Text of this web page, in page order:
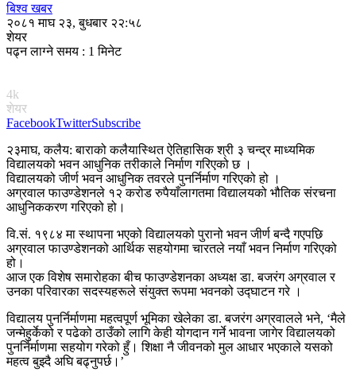
बिश्व खबर
२०८१ माघ २३, बुधबार २२:५८
शेयर
पढ्न लाग्ने समय : 1 मिनेट
4k
शेयर
FacebookTwitterSubscribe
२३माघ, कलैय: बाराको कलैयास्थित ऐतिहासिक श्री ३ चन्द्र माध्यमिक
विद्यालयको भवन आधुनिक तरीकाले निर्माण गरिएको छ ।
विद्यालयको जीर्ण भवन आधुनिक तवरले पुनर्निर्माण गरिएको हो ।
अग्रवाल फाउण्डेशनले १२ करोड रुपैयाँलागतमा विद्यालयको भौतिक संरचना
आधुनिककरण गरिएको हो।
वि.सं. १९८४ मा स्थापना भएको विद्यालयको पुरानो भवन जीर्ण बन्दै गएपछि
अग्रवाल फाउण्डेशनको आर्थिक सहयोगमा चारतले नयाँ भवन निर्माण गरिएको
हो।
आज एक विशेष समारोहका बीच फाउण्डेशनका अध्यक्ष डा. बजरंग अग्रवाल र
उनका परिवारका सदस्यहरूले संयुक्त रूपमा भवनको उद्घाटन गरे ।
विद्यालय पुनर्निर्माणमा महत्वपूर्ण भूमिका खेलेका डा. बजरंग अग्रवालले भने, ‘मैले
जन्मेहुर्केको र पढेको ठाउँको लागि केही योगदान गर्ने भावना जागेर विद्यालयको
पुनर्निर्माणमा सहयोग गरेको हुँ। शिक्षा नै जीवनको मुल आधार भएकाले यसको
महत्व बुझ्दै अघि बढ्नुपर्छ।’